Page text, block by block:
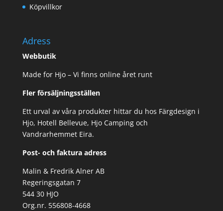
Köpvillkor
Adress
Webbutik
Made for Hjo – Vi finns online året runt
Fler försäljningsställen
Ett urval av våra produkter hittar du hos Färgdesign i
Hjo, Hotell Bellevue, Hjo Camping och
Vandrarhemmet Eira.
Post- och faktura adress
Malin & Fredrik Alner AB
Regeringsgatan 7
544 30 HJO
Org.nr. 556808-4668